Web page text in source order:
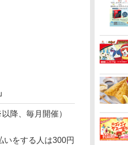
降、毎月開催）
いをする人は300円